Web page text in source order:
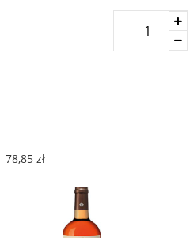
Piedemonte
Cuatro
78,85 zł